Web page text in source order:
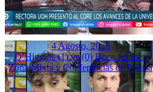
4 Agosto, 2026
O’Higgins (1) vs (0) Boca Juniors:
Zona Mixta y Conferencias de Prensa